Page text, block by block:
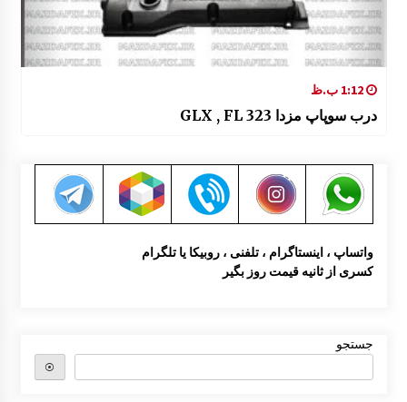
1:12 ب.ظ
درب سوپاپ مزدا 323 GLX , FL
واتساپ ، اینستاگرام ، تلفنی ، روبیکا یا تلگرام
کسری از ثانیه قیمت روز بگیر
جستجو
⦿